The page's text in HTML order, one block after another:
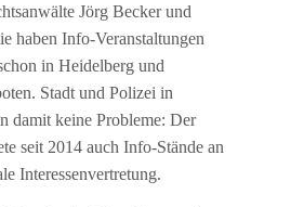
Jörg Becker und
haben Info-Veranstaltungen
in Heidelberg und
Stadt und Polizei in
damit keine Probleme: Der
seit 2014 auch Info-Stände an
Interessenvertretung.